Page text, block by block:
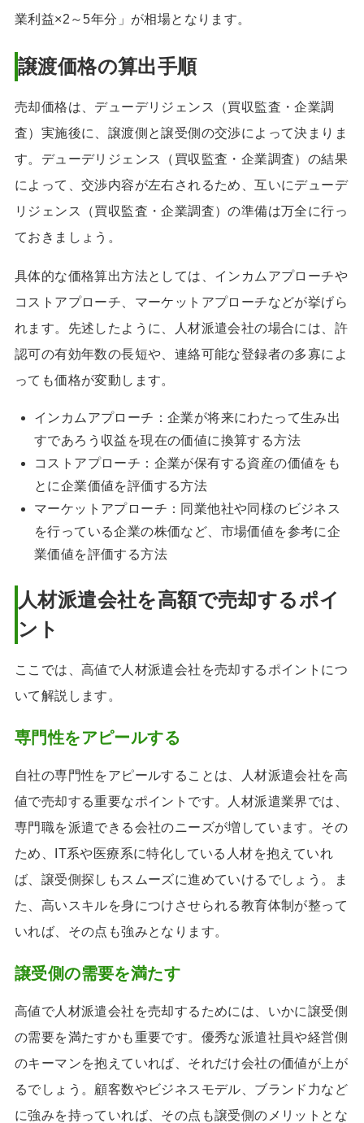
業利益×2～5年分」が相場となります。
譲渡価格の算出手順
売却価格は、デューデリジェンス（買収監査・企業調
査）実施後に、譲渡側と譲受側の交渉によって決まりま
す。デューデリジェンス（買収監査・企業調査）の結果
によって、交渉内容が左右されるため、互いにデューデ
リジェンス（買収監査・企業調査）の準備は万全に行っ
ておきましょう。
具体的な価格算出方法としては、インカムアプローチや
コストアプローチ、マーケットアプローチなどが挙げら
れます。先述したように、人材派遣会社の場合には、許
認可の有効年数の長短や、連絡可能な登録者の多寡によ
っても価格が変動します。
インカムアプローチ：企業が将来にわたって生み出
すであろう収益を現在の価値に換算する方法
コストアプローチ：企業が保有する資産の価値をも
とに企業価値を評価する方法
マーケットアプローチ：同業他社や同様のビジネス
を行っている企業の株価など、市場価値を参考に企
業価値を評価する方法
人材派遣会社を高額で売却するポイ
ント
ここでは、高値で人材派遣会社を売却するポイントにつ
いて解説します。
専門性をアピールする
自社の専門性をアピールすることは、人材派遣会社を高
値で売却する重要なポイントです。人材派遣業界では、
専門職を派遣できる会社のニーズが増しています。その
ため、IT系や医療系に特化している人材を抱えていれ
ば、譲受側探しもスムーズに進めていけるでしょう。ま
た、高いスキルを身につけさせられる教育体制が整って
いれば、その点も強みとなります。
譲受側の需要を満たす
高値で人材派遣会社を売却するためには、いかに譲受側
の需要を満たすかも重要です。優秀な派遣社員や経営側
のキーマンを抱えていれば、それだけ会社の価値が上が
るでしょう。顧客数やビジネスモデル、ブランド力など
に強みを持っていれば、その点も譲受側のメリットとな